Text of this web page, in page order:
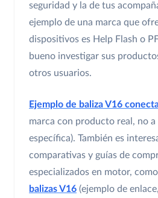
seguridad y la de tus
ejemplo de una marca que
dispositivos es Help Flash o
bueno investigar sus
otros usuarios.
Ejemplo de baliza V16
marca con producto real, no a
específica). También es
comparativas y guías de
especializados en motor,
balizas V16 (ejemplo de